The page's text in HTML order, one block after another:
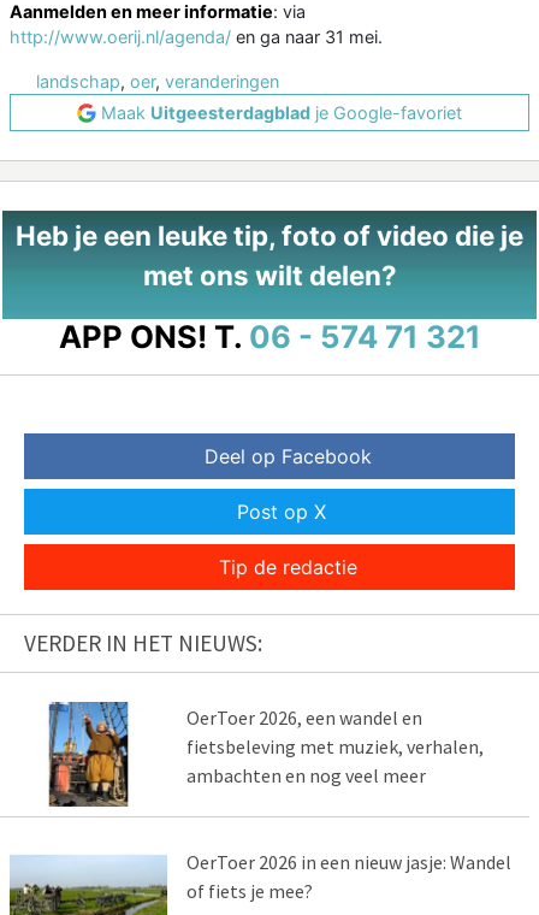
Aanmelden en meer informatie: via
http://www.oerij.nl/agenda/ en ga naar 31 mei.
landschap, oer, veranderingen
Maak Uitgeesterdagblad je Google-favoriet
Heb je een leuke tip, foto of video die je
met ons wilt delen?
APP ONS! T. 06 - 574 71 321
Deel op Facebook
Post op X
Tip de redactie
VERDER IN HET NIEUWS:
OerToer 2026, een wandel en
fietsbeleving met muziek, verhalen,
ambachten en nog veel meer
OerToer 2026 in een nieuw jasje: Wandel
of fiets je mee?